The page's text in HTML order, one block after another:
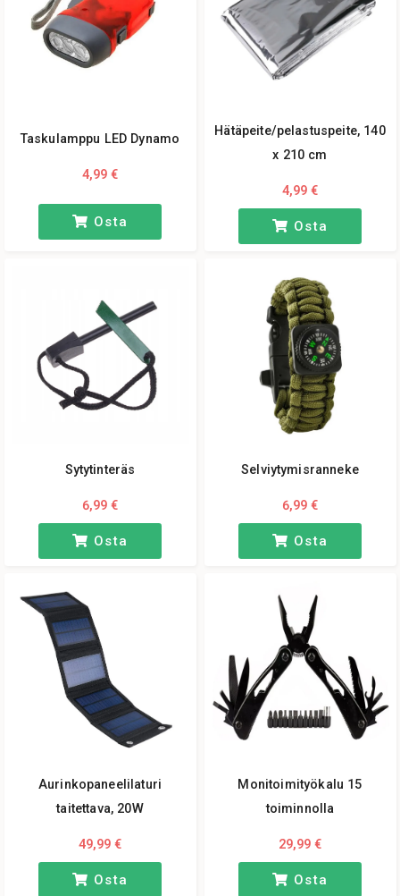
Taskulamppu LED Dynamo
4,99 €
Osta
Hätäpeite/pelastuspeite, 140
x 210 cm
4,99 €
Osta
Sytytinteräs
6,99 €
Osta
Selviytymisranneke
6,99 €
Osta
Aurinkopaneelilaturi
taitettava, 20W
49,99 €
Osta
Monitoimityökalu 15
toiminnolla
29,99 €
Osta